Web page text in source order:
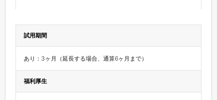
試用期間
あり：3ヶ月（延長する場合、通算6ヶ月まで）
福利厚生